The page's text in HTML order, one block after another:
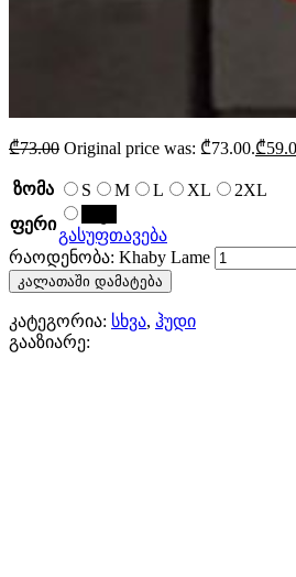
₾73.00 Original price was: ₾73.00.₾
ზომა S M L XL
2XL
ფერი
გასუფთავება
რაოდენობა: Khaby Lame
კალათაში დამატება
კატეგორია: სხვა, ჰუდი
გააზიარე: